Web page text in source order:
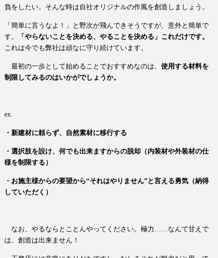
負をしたい。そんな時は自社オリジナルの作風を創造しましょう。
「簡単に言うなよ！」と野次が飛んできそうですが、意外と簡単で
す。
「やらないことを決める、やることを決める」これだけです。
これは今でも弊社は頑なに守り続けています。
最初の一歩として始めることでおすすめなのは、 使用する材料を
制限してみるのはいかがでしょうか。
ex.
・新建材に頼らず、自然素材に移行する
・選択肢を設け、何でも出来ますからの脱却（内装材や外装材の仕
様を制限する）
・お施主様からの要望から“それはやりません”と言える勇気（納得
していただく）
なお、やるならとことんやってください。極力……なんて甘えで
は、創造は出来ません！